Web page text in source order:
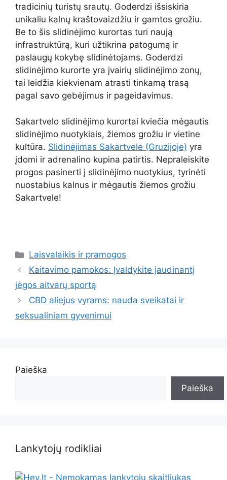
tradicinių turistų srautų. Goderdzi išsiskiria
unikaliu kalnų kraštovaizdžiu ir gamtos grožiu.
Be to šis slidinėjimo kurortas turi naują
infrastruktūrą, kuri užtikrina patogumą ir
paslaugų kokybę slidinėtojams. Goderdzi
slidinėjimo kurorte yra įvairių slidinėjimo zonų,
tai leidžia kiekvienam atrasti tinkamą trasą
pagal savo gebėjimus ir pageidavimus.
Sakartvelo slidinėjimo kurortai kviečia mėgautis
slidinėjimo nuotykiais, žiemos grožiu ir vietine
kultūra. Slidinėjimas Sakartvele (Gruzijoje) yra
įdomi ir adrenalino kupina patirtis. Nepraleiskite
progos pasinerti į slidinėjimo nuotykius, tyrinėti
nuostabius kalnus ir mėgautis žiemos grožiu
Sakartvele!
Kategorijos
Laisvalaikis ir pramogos
Kaitavimo pamokos: Įvaldykite jaudinantį
jėgos aitvarų sportą
CBD aliejus vyrams: nauda sveikatai ir
seksualiniam gyvenimui
Paieška
Paieška
Lankytojų rodikliai